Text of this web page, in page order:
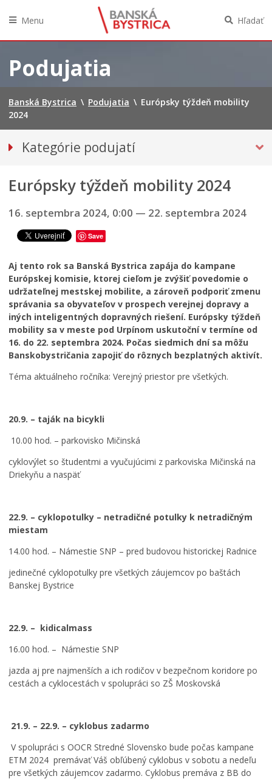
obsah
Menu Hľadať
Podujatia
Banská Bystrica \ Podujatia \ Európsky týždeň mobility
2024
Kategórie podujatí
Hudba, tanec, divadlo
ŠPORTOVÉ
Výstavy
Ročný prehľad – kalendár podujatí 2026
Európsky týždeň mobility 2024
16. septembra 2024, 0:00 — 22. septembra 2024
Save
Aj tento rok sa Banská Bystrica zapája do kampane
Európskej komisie, ktorej cieľom je zvýšiť povedomie o
udržateľnej mestskej mobilite, a zároveň podporiť zmenu
správania sa obyvateľov v prospech verejnej dopravy a
iných inteligentných dopravných riešení. Európsky týždeň
mobility sa v meste pod Urpínom uskutoční v termíne od
16. do 22. septembra 2024. Počas siedmich dní sa môžu
Banskobystričania zapojiť do rôznych bezplatných aktivít.
Téma aktuálneho ročníka: Verejný priestor pre všetkých.
20.9. – taják na bicykli
10.00 hod. – parkovisko Mičinská
cyklovýlet so študentmi a vyučujúcimi z parkoviska Mičinská na
Driekyňu a naspäť
22.9. – cyklopotulky – netradičné potulky k netradičným
miestam
14.00 hod. – Námestie SNP – pred budovou historickej Radnice
jedinečné cyklopotulky pre všetkých záujemcov po baštách
Banskej Bystrice
22.9. – kidicalmass
16.00 hod. – Námestie SNP
jazda aj pre najmenších a ich rodičov v bezpečnom koridore po
cestách a cyklocestách v spolupráci so ZŠ Moskovská
21.9. – 22.9. – cyklobus zadarmo
V spolupráci s OOCR Stredné Slovensko bude počas kampane
ETM 2024 premávať Váš obľúbený cyklobus v sobotu a nedeľu
pre všetkých záujemcov zadarmo. Cyklobus premáva z BB do